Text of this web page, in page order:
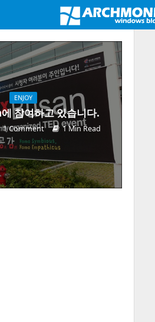
ENJOY
참여하고 있습니다.
1 Comment 1 Min Read